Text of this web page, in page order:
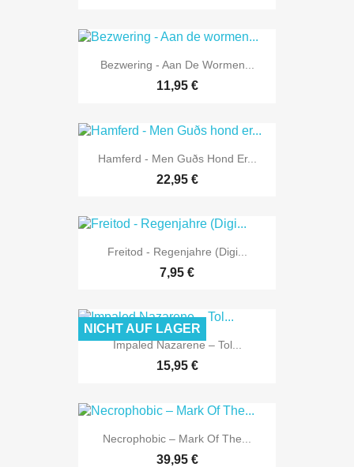
Bezwering - Aan De Wormen...
11,95 €
Hamferd - Men Guðs Hond Er...
22,95 €
Freitod - Regenjahre (Digi...
7,95 €
Impaled Nazarene ‎– Tol...
15,95 €
NICHT AUF LAGER
Necrophobic ‎– Mark Of The...
39,95 €